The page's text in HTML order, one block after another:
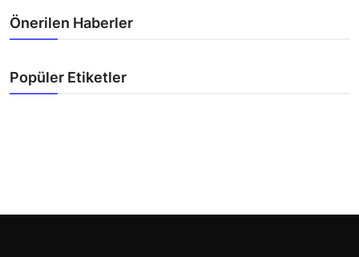
Önerilen Haberler
Popüler Etiketler